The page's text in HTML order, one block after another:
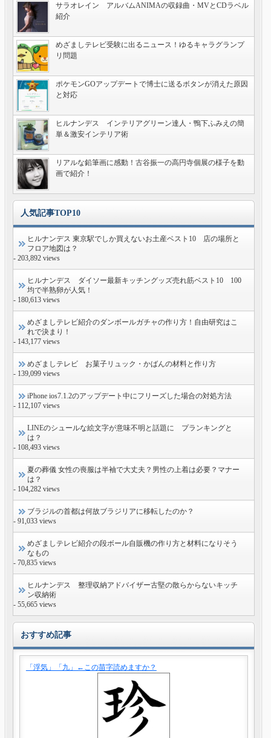
サラオレイン アルバムANIMAの収録曲・MVとCDラベル
紹介
めざましテレビ受験に出るニュース！ゆるキャラグランプ
リ問題
ポケモンGOアップデートで博士に送るボタンが消えた原因
と対応
ヒルナンデス インテリアグリーン達人・鴨下ふみえの簡
単＆激安インテリア術
リアルな鉛筆画に感動！古谷振一の高円寺個展の様子を動
画で紹介！
人気記事TOP10
ヒルナンデス 東京駅でしか買えないお土産ベスト10 店の場所と
フロア地図は？
- 203,892 views
ヒルナンデス ダイソー最新キッチングッズ売れ筋ベスト10 100
均で半熟卵が人気！
- 180,613 views
めざましテレビ紹介のダンボールガチャの作り方！自由研究はこ
れで決まり！
- 143,177 views
めざましテレビ お菓子リュック・かばんの材料と作り方
- 139,099 views
iPhone ios7.1.2のアップデート中にフリーズした場合の対処方法
- 112,107 views
LINEのシュールな絵文字が意味不明と話題に プランキングと
は？
- 108,493 views
夏の葬儀 女性の喪服は半袖で大丈夫？男性の上着は必要？マナー
は？
- 104,282 views
ブラジルの首都は何故ブラジリアに移転したのか？
- 91,033 views
めざましテレビ紹介の段ボール自販機の作り方と材料になりそう
なもの
- 70,835 views
ヒルナンデス 整理収納アドバイザー古堅の散らからないキッチ
ン収納術
- 55,665 views
おすすめ記事
「浮気」「九」←この苗字読めますか？